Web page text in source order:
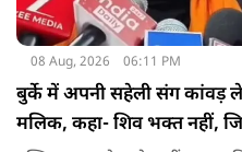
08 Aug, 2026 06:11 PM
बुर्के में अपनी सहेली संग कांवड़
मलिक, कहा- शिव भक्त नहीं,